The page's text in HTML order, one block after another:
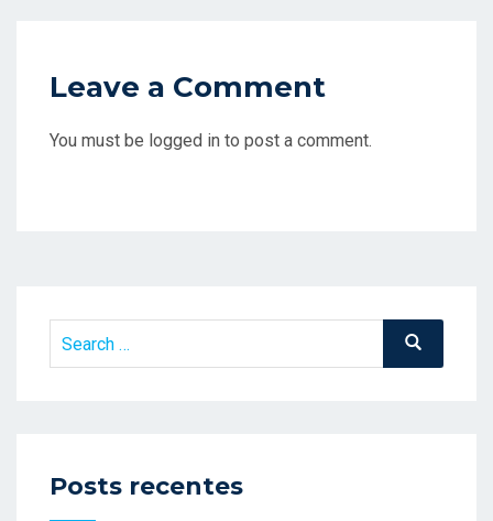
Leave a Comment
You must be logged in to post a comment.
Search
Search
Posts recentes